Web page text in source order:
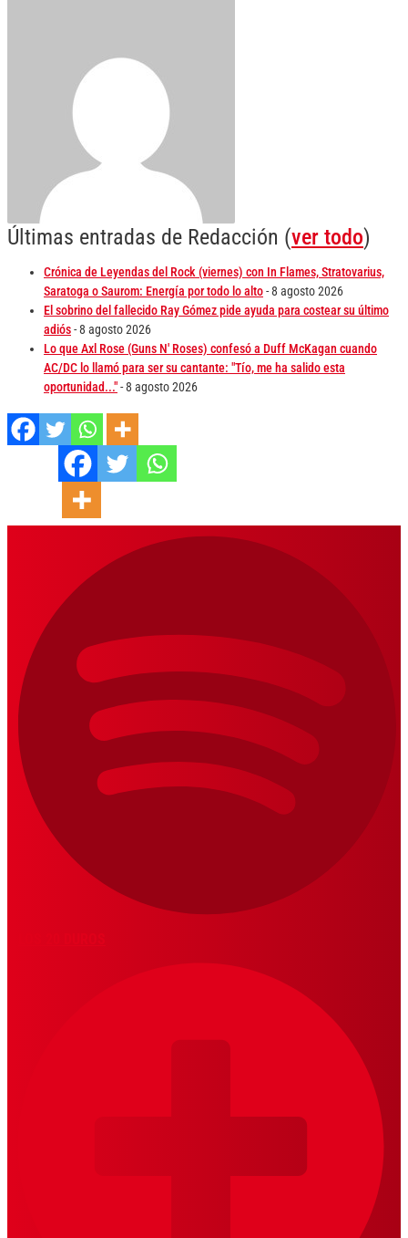
Últimas entradas de Redacción (ver todo)
Crónica de Leyendas del Rock (viernes) con In Flames, Stratovarius,
Saratoga o Saurom: Energía por todo lo alto- 8 agosto 2026
El sobrino del fallecido Ray Gómez pide ayuda para costear su último
adiós- 8 agosto 2026
Lo que Axl Rose (Guns N' Roses) confesó a Duff McKagan cuando
AC/DC lo llamó para ser su cantante: "Tío, me ha salido esta
oportunidad..."- 8 agosto 2026